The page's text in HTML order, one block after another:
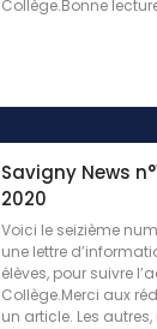
Collège.Bonne
Savigny News
2020
Voici le seizième
une lettre
élèves, pour suivre
Collège.Merci aux
un article. Les autres,